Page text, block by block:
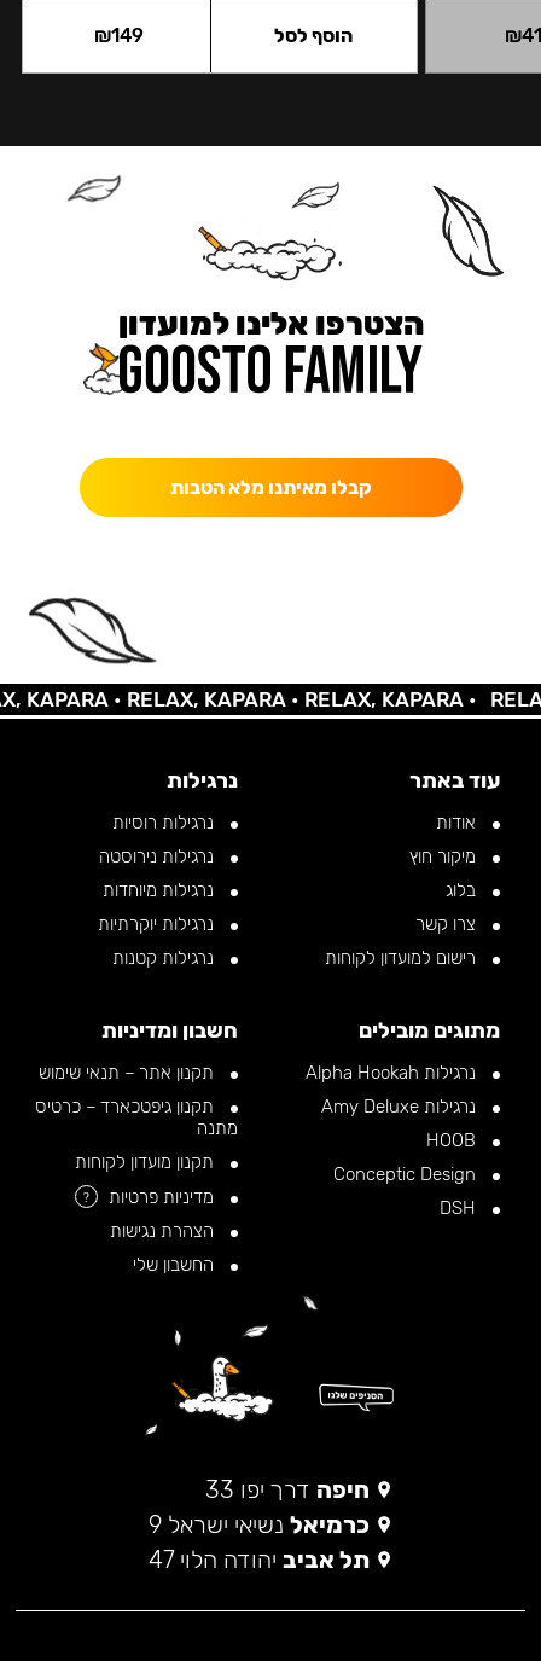
₪41
₪149 הוסף לסל
הצטרפו אלינו למועדון
קבלו מאיתנו מלא הטבות
•RELAX, KAPARA •RELAX, KAPARA • RELAX,
עוד באתר
אודות
מיקור חוץ
בלוג
צרו קשר
רישום למועדון לקוחות
נרגילות
נרגילות רוסיות
נרגילות נירוסטה
נרגילות מיוחדות
נרגילות יוקרתיות
נרגילות קטנות
מתוגים מובילים
נרגילות Alpha Hookah
נרגילות Amy Deluxe
חשבון ומדיניות
תקנון אתר – תנאי שימוש
תקנון גיפטכארד – כרטיס
מתנה
תקנון מועדון לקוחות
מדיניות פרטיות
?
הצהרת נגישות
החשבון שלי
חיפה דרך יפו 33
כרמיאל נשיאי ישראל 9
תל אביב יהודה הלוי 47